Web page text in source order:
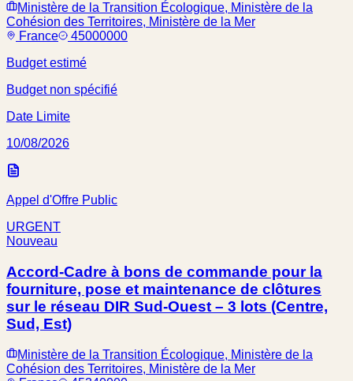
Ministère de la Transition Écologique, Ministère de la
Cohésion des Territoires, Ministère de la Mer
France
45000000
Budget estimé
Budget non spécifié
Date Limite
10/08/2026
Appel d'Offre Public
URGENT
Nouveau
Accord-Cadre à bons de commande pour la
fourniture, pose et maintenance de clôtures
sur le réseau DIR Sud-Ouest – 3 lots (Centre,
Sud, Est)
Ministère de la Transition Écologique, Ministère de la
Cohésion des Territoires, Ministère de la Mer